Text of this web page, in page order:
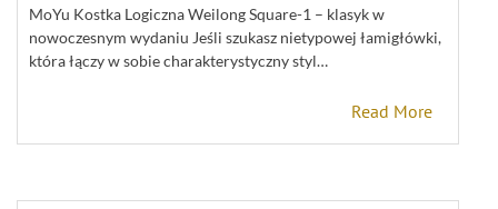
MoYu Kostka Logiczna Weilong Square-1 – klasyk w
nowoczesnym wydaniu Jeśli szukasz nietypowej łamigłówki,
która łączy w sobie charakterystyczny styl…
Read More